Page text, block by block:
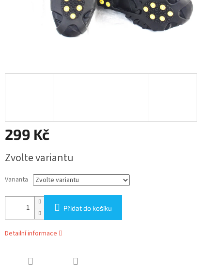
299 Kč
cena:
Zvolte variantu
Varianta
Přidat do košíku
Detailní informace